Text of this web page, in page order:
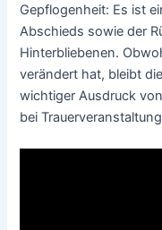
Gepflogenheit: Es ist
Abschieds sowie der
Hinterbliebenen.
verändert hat, bleibt
wichtiger Ausdruck
bei